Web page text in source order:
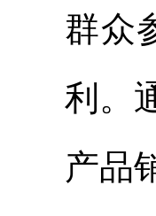
群众
利。
产品